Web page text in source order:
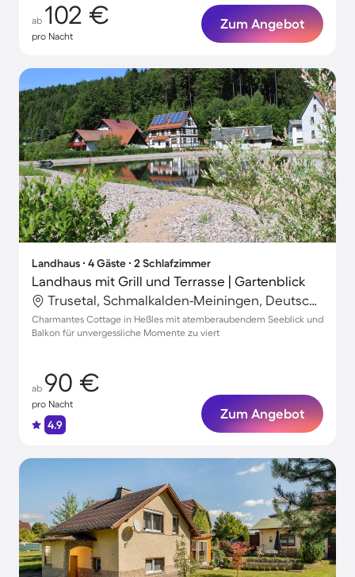
ab 102 €
pro Nacht
Zum Angebot
Landhaus ∙ 4 Gäste ∙ 2 Schlafzimmer
Landhaus mit Grill und Terrasse | Gartenblick
Trusetal, Schmalkalden-Meiningen, Deutschland
Charmantes Cottage in Heßles mit atemberaubendem Seeblick und
Balkon für unvergessliche Momente zu viert
ab 90 €
pro Nacht
4.9
Zum Angebot